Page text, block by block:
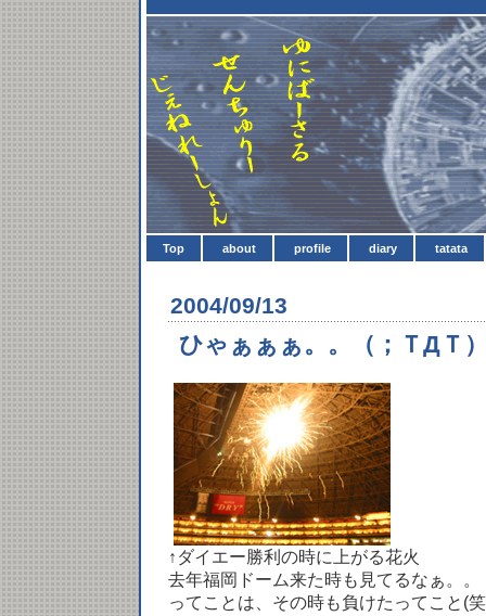
Top about profile diary tatata
2004/09/13
ひゃぁぁぁ。。（；ＴДＴ
↑ダイエー勝利の時に上がる花火
去年福岡ドーム来た時も見てるなぁ。。
ってことは、その時も負けたってこと(笑